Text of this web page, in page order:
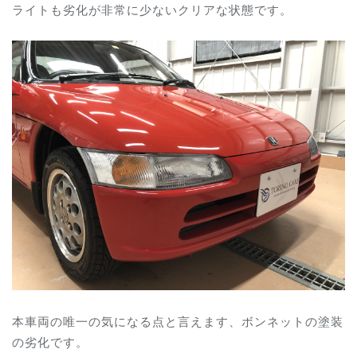
ライトも劣化が非常に少ないクリアな状態です。
本車両の唯一の気になる点と言えます、ボンネットの塗装
の劣化です。